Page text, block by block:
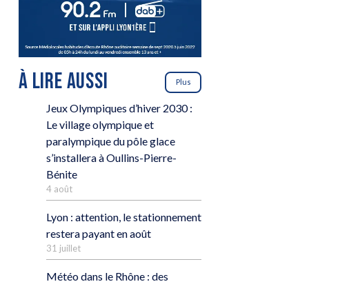
À LIRE AUSSI Plus
Jeux Olympiques d’hiver 2030 :
Le village olympique et
paralympique du pôle glace
s’installera à Oullins-Pierre-
Bénite
4 août
Lyon : attention, le stationnement
restera payant en août
31 juillet
Météo dans le Rhône : des